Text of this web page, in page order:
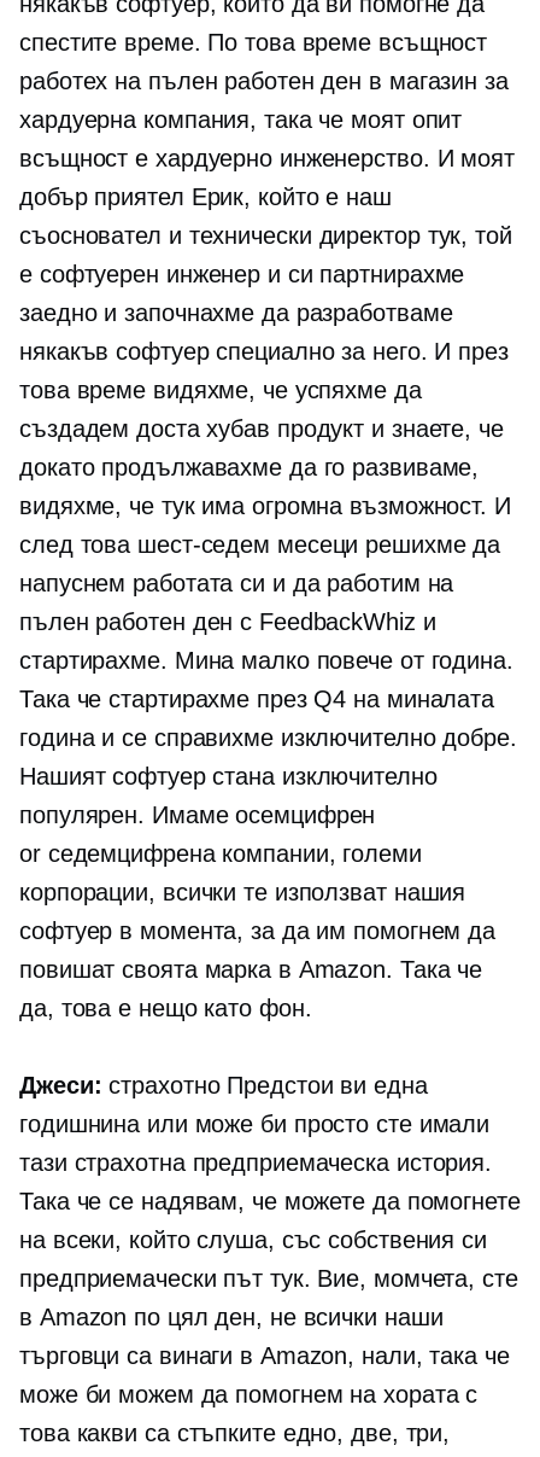
спестите време. По това време всъщност
работех на пълен работен ден в магазин за
хардуерна компания, така че моят опит
всъщност е хардуерно инженерство. И моят
добър приятел Ерик, който е наш
съосновател и технически директор тук, той
е софтуерен инженер и си партнирахме
заедно и започнахме да разработваме
някакъв софтуер специално за него. И през
това време видяхме, че успяхме да
създадем доста хубав продукт и знаете, че
докато продължавахме да го развиваме,
видяхме, че тук има огромна възможност. И
след това шест-седем месеци решихме да
напуснем работата си и да работим на
пълен работен ден с FeedbackWhiz и
стартирахме. Мина малко повече от година.
Така че стартирахме през Q4 на миналата
година и се справихме изключително добре.
Нашият софтуер стана изключително
популярен. Имамеосемцифрен
or седемцифренакомпании, големи
корпорации, всички те използват нашия
софтуер в момента, за да им помогнем да
повишат своята марка в Amazon. Така че
да, това е нещо като фон.
Джеси: страхотно Предстои ви една
годишнина или може би просто сте имали
тази страхотна предприемаческа история.
Така че се надявам, че можете да помогнете
на всеки, който слуша, със собствения си
предприемачески път тук. Вие, момчета, сте
в Amazon по цял ден, не всички наши
търговци са винаги в Amazon, нали, така че
може би можем да помогнем на хората с
това какви са стъпките едно, две, три,